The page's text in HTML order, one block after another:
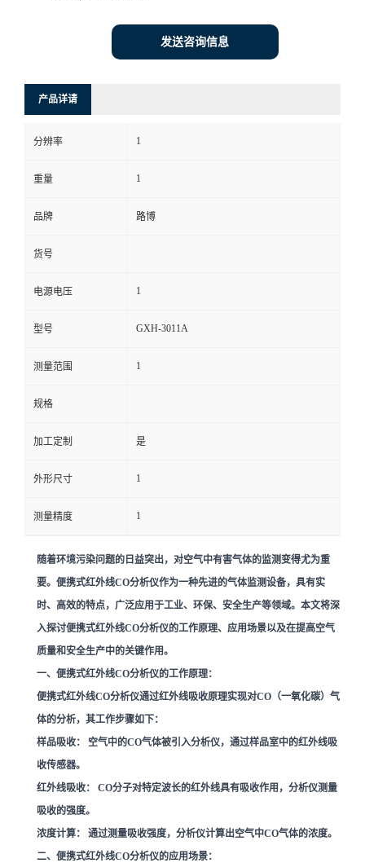
系
方
式
在
线
发送咨询信息
产品详请
分辨率 1
重量 1
品牌 路博
货号
电源电压 1
型号 GXH-3011A
测量范围 1
规格
加工定制 是
外形尺寸 1
测量精度 1
随着环境污染问题的日益突出，对空气中有害气体的监测变得尤为重
要。便携式红外线CO分析仪作为一种先进的气体监测设备，具有实
时、高效的特点，广泛应用于工业、环保、安全生产等领域。本文将深
入探讨便携式红外线CO分析仪的工作原理、应用场景以及在提高空气
质量和安全生产中的关键作用。
一、便携式红外线CO分析仪的工作原理：
便携式红外线CO分析仪通过红外线吸收原理实现对CO（一氧化碳）气
体的分析，其工作步骤如下：
样品吸收：
空气中的CO气体被引入分析仪，通过样品室中的红外线吸
收传感器。
红外线吸收：
CO分子对特定波长的红外线具有吸收作用，分析仪测量
吸收的强度。
浓度计算：
通过测量吸收强度，分析仪计算出空气中CO气体的浓度。
二、便携式红外线CO分析仪的应用场景：